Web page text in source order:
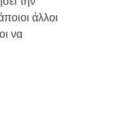
άλλοι
να